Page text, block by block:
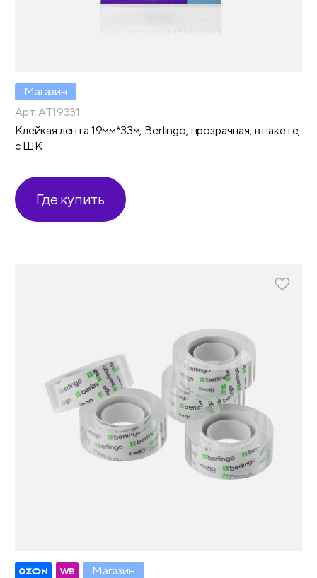
Магазин
Арт. AT19331
Клейкая лента 19мм*33м, Berlingo, прозрачная, в пакете,
с ШК
Где купить
Магазин